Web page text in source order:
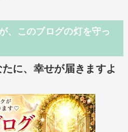
、このブログの灯を守っ
に、幸せが届きますよ